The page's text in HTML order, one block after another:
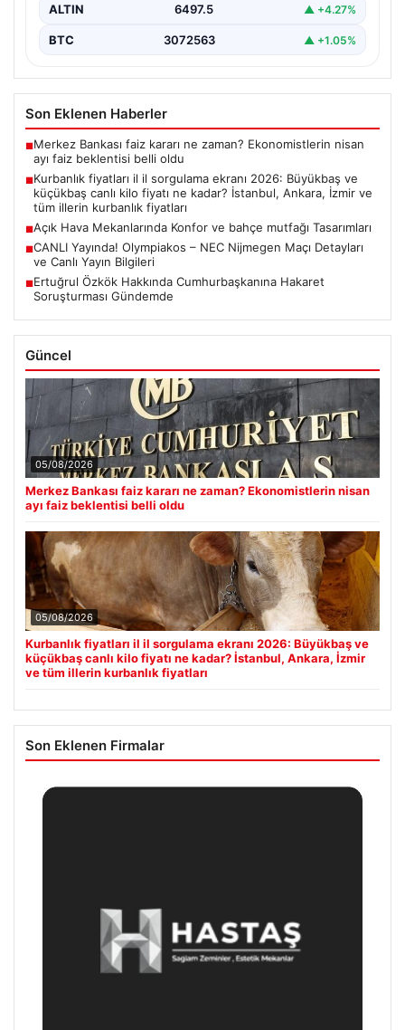
ALTIN 6497.5 ▲ +4.27%
BTC 3072563 ▲ +1.05%
Son Eklenen Haberler
■Merkez Bankası faiz kararı ne zaman? Ekonomistlerin nisan
ayı faiz beklentisi belli oldu
■Kurbanlık fiyatları il il sorgulama ekranı 2026: Büyükbaş ve
küçükbaş canlı kilo fiyatı ne kadar? İstanbul, Ankara, İzmir ve
tüm illerin kurbanlık fiyatları
■Açık Hava Mekanlarında Konfor ve bahçe mutfağı Tasarımları
■CANLI Yayında! Olympiakos – NEC Nijmegen Maçı Detayları
ve Canlı Yayın Bilgileri
■Ertuğrul Özkök Hakkında Cumhurbaşkanına Hakaret
Soruşturması Gündemde
Güncel
05/08/2026
Merkez Bankası faiz kararı ne zaman? Ekonomistlerin nisan
ayı faiz beklentisi belli oldu
05/08/2026
Kurbanlık fiyatları il il sorgulama ekranı 2026: Büyükbaş ve
küçükbaş canlı kilo fiyatı ne kadar? İstanbul, Ankara, İzmir
ve tüm illerin kurbanlık fiyatları
Son Eklenen Firmalar